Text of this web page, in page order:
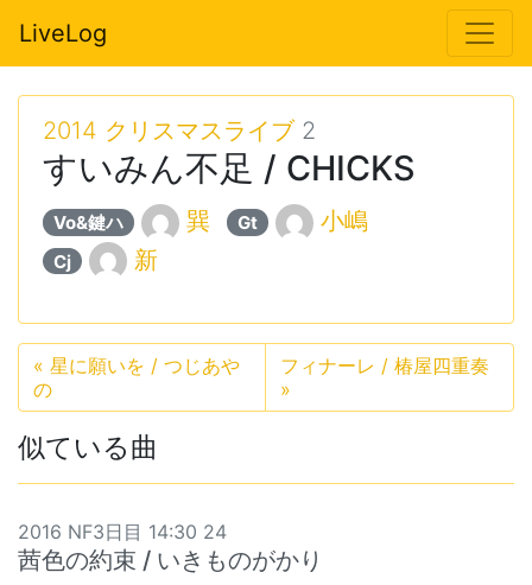
LiveLog
2014 クリスマスライブ2
すいみん不足 / CHICKS
Vo&鍵ハ 巽 Gt 小嶋
Cj 新
« 星に願いを / つじあや
の
フィナーレ / 椿屋四重奏
»
似ている曲
2016 NF3日目 14:30 24
茜色の約束 / いきものがかり